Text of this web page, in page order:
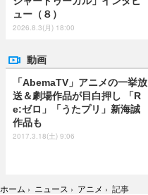
ュー（８）
2026.8.3(月) 18:00
動画
「AbemaTV」アニメの一挙放
送＆劇場作品が目白押し 「R
e:ゼロ」「うたプリ」新海誠
作品も
2017.3.18(土) 9:06
ホーム › ニュース › アニメ › 記事